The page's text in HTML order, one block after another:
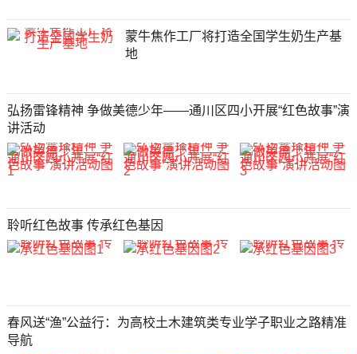
蒙牛焦作工厂将打造全国学生奶生产基
地
弘扬雷锋精神 争做美德少年——通川区四小开展“红色故事”演
讲活动
聆听红色故事 传承红色基因
春风送“渔”公益行：为高校土木建筑类专业学子职业之路精准
导航